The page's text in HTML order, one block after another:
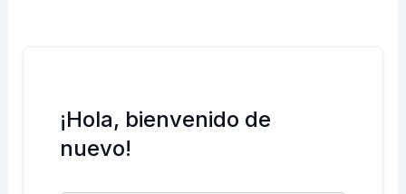
¡Hola, bienvenido de
nuevo!